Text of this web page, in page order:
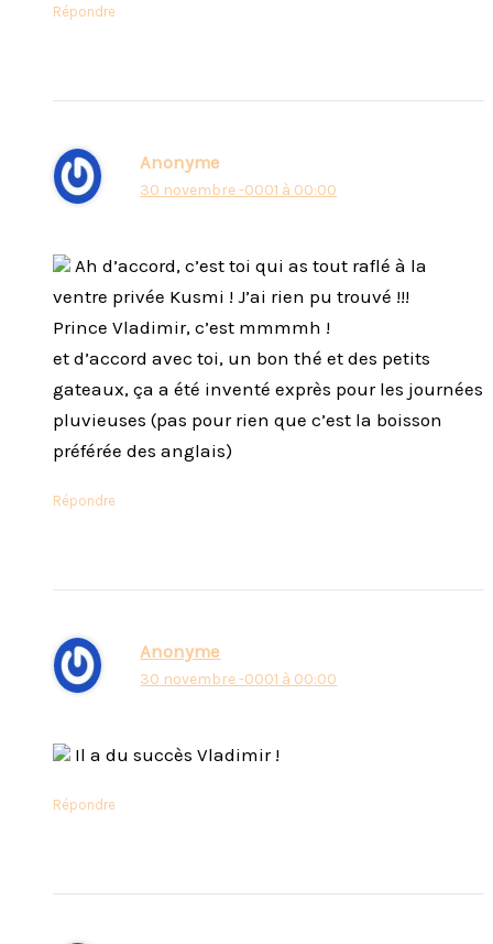
Répondre
Anonyme
30 novembre -0001 à 00:00
Ah d’accord, c’est toi qui as tout raflé à la
ventre privée Kusmi ! J’ai rien pu trouvé !!!
Prince Vladimir, c’est mmmmh !
et d’accord avec toi, un bon thé et des petits
gateaux, ça a été inventé exprès pour les journées
pluvieuses (pas pour rien que c’est la boisson
préférée des anglais)
Répondre
Anonyme
30 novembre -0001 à 00:00
Il a du succès Vladimir !
Répondre